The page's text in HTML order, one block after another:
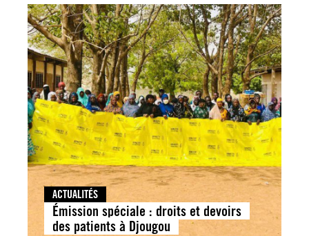
ACTUALITÉS
Émission spéciale : droits et devoirs
des patients à Djougou